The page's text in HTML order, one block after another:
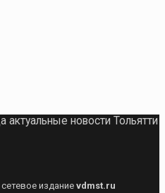
актуальные новости Тольятти
издание vdmst.ru